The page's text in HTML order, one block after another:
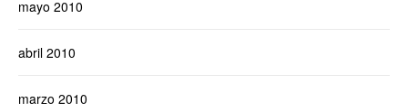
mayo 2010
abril 2010
marzo 2010